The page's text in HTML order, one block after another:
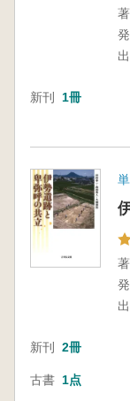
新刊 1冊
新刊 2冊
古書 1点